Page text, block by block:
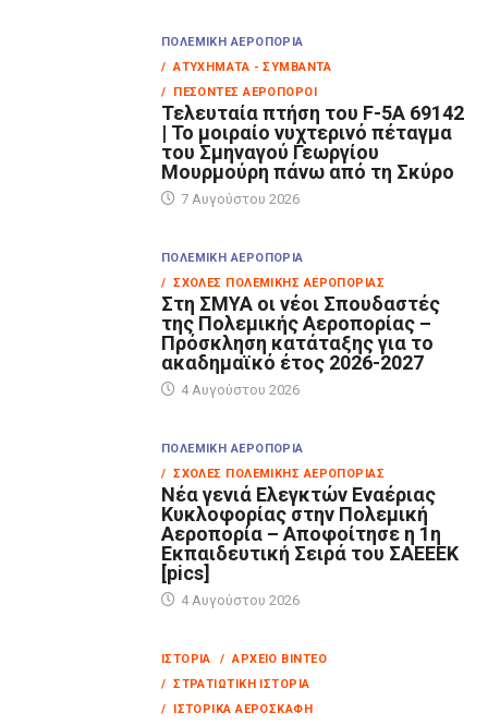
ΠΟΛΕΜΙΚΉ ΑΕΡΟΠΟΡΊΑ
/ ΑΤΥΧΉΜΑΤΑ - ΣΥΜΒΆΝΤΑ
/ ΠΕΣΌΝΤΕΣ ΑΕΡΟΠΌΡΟΙ
Τελευταία πτήση του F-5A 69142
| Το μοιραίο νυχτερινό πέταγμα
του Σμηναγού Γεωργίου
Μουρμούρη πάνω από τη Σκύρο
7 Αυγούστου 2026
ΠΟΛΕΜΙΚΉ ΑΕΡΟΠΟΡΊΑ
/ ΣΧΟΛΈΣ ΠΟΛΕΜΙΚΉΣ ΑΕΡΟΠΟΡΊΑΣ
Στη ΣΜΥΑ οι νέοι Σπουδαστές
της Πολεμικής Αεροπορίας –
Πρόσκληση κατάταξης για το
ακαδημαϊκό έτος 2026-2027
4 Αυγούστου 2026
ΠΟΛΕΜΙΚΉ ΑΕΡΟΠΟΡΊΑ
/ ΣΧΟΛΈΣ ΠΟΛΕΜΙΚΉΣ ΑΕΡΟΠΟΡΊΑΣ
Νέα γενιά Ελεγκτών Εναέριας
Κυκλοφορίας στην Πολεμική
Αεροπορία – Αποφοίτησε η 1η
Εκπαιδευτική Σειρά του ΣΑΕΕΕΚ
[pics]
4 Αυγούστου 2026
ΙΣΤΟΡΊΑ
/ ΑΡΧΕΊΟ ΒΊΝΤΕΟ
/ ΣΤΡΑΤΙΩΤΙΚΉ ΙΣΤΟΡΊΑ
/ ΙΣΤΟΡΙΚΆ ΑΕΡΟΣΚΆΦΗ